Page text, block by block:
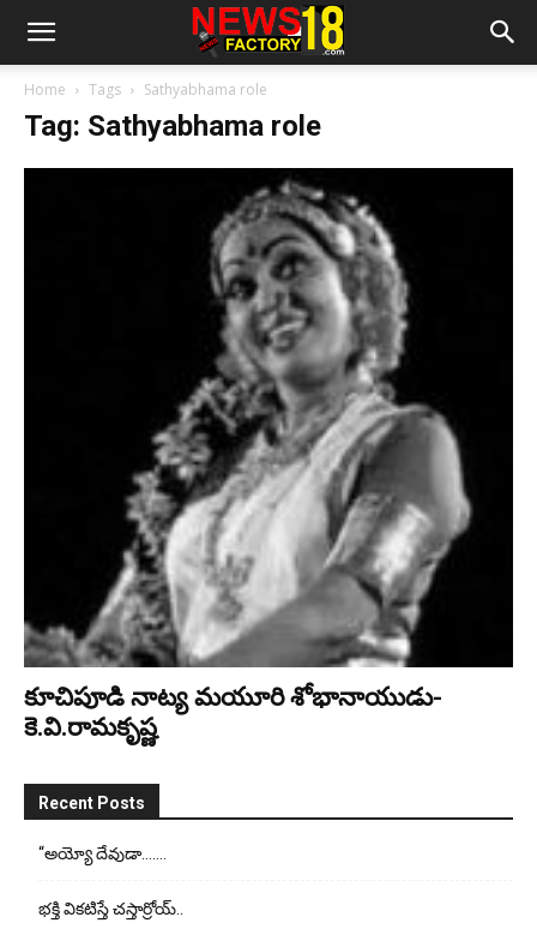
Home Tags Sathyabhama role
Tag: Sathyabhama role
కూచిపూడి నాట్య మ‌యూరి శోభానాయుడు-
కె.వి.రామకృష్ణ
Recent Posts
“అయ్యో దేవుడా…….
భ‌క్తి విక‌టిస్తే చ‌స్తార్రోయ్‌..